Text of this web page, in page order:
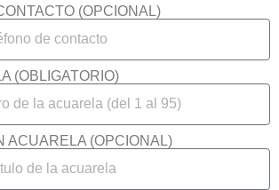
(OPCIONAL)
(OBLIGATORIO)
ACUARELA (OPCIONAL)